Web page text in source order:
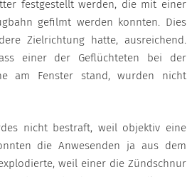
festgestellt werden, die mit einer
gefilmt werden konnten. Dies
Zielrichtung hatte, ausreichend.
einer der Geflüchteten bei der
am Fenster stand, wurden nicht
nicht bestraft, weil objektiv eine
die Anwesenden ja aus dem
weil einer die Zündschnur